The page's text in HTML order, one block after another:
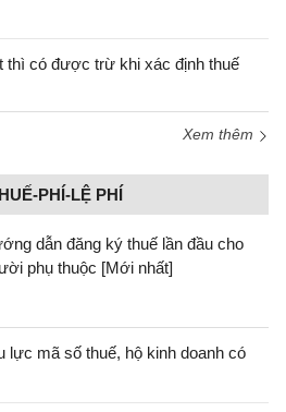
thì có được trừ khi xác định thuế
Xem thêm
PHÍ-LỆ PHÍ
dẫn đăng ký thuế lần đầu cho
phụ thuộc [Mới nhất]
lực mã số thuế, hộ kinh doanh có